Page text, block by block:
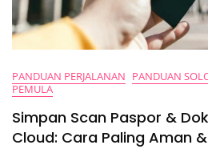
PANDUAN PERJALANAN PANDUAN
PEMULA
Simpan Scan Paspor &
Cloud: Cara Paling Aman